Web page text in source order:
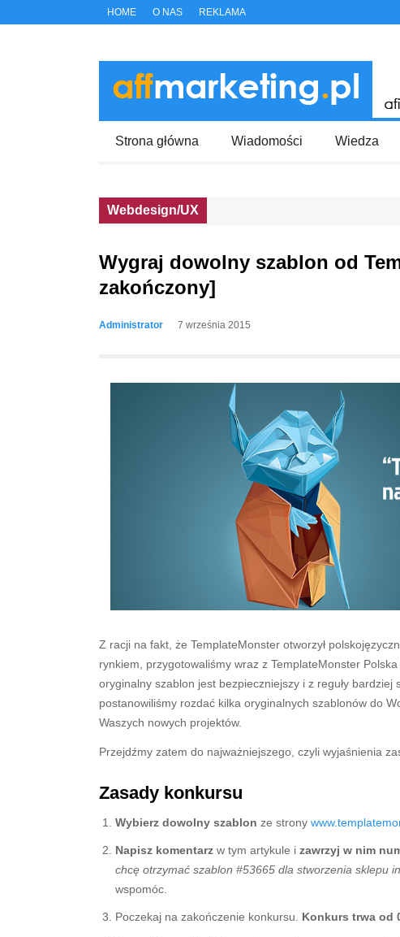
HOME O NAS REKLAMA
Strona główna Wiadomości Wiedza
Webdesign/UX
Wygraj dowolny szablon od
zakończony]
Administrator 7 września 2015
Z racji na fakt, że TemplateMonster otworzył
rynkiem, przygotowaliśmy wraz z TemplateMonster
oryginalny szablon jest bezpieczniejszy i z reguły
postanowiliśmy rozdać kilka oryginalnych szablonów do
Waszych nowych projektów.
Przejdźmy zatem do najważniejszego, czyli wyjaśnienia
Zasady konkursu
Wybierz dowolny szablon ze strony
Napisz komentarz w tym artykule i zawrzyj w nim
chcę otrzymać szablon #53665 dla stworzenia sklepu
wspomóc.
Poczekaj na zakończenie konkursu. Konkurs trwa od